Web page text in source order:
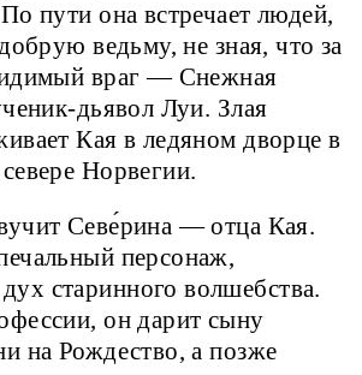
пути она встречает людей,
ведьму, не зная, что за
враг — Снежная
дьявол Луи. Злая
Кая в ледяном дворце в
Норвегии.
Севе́рина — отца Кая.
персонаж,
старинного волшебства.
он дарит сыну
на Рождество, а позже